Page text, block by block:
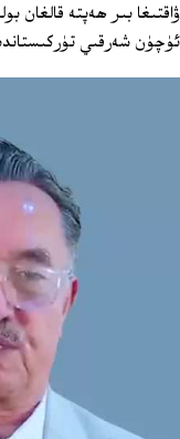
ۋاقتىغا بىر ھەپتە قالغان
ئۈچۈن شەرقىي